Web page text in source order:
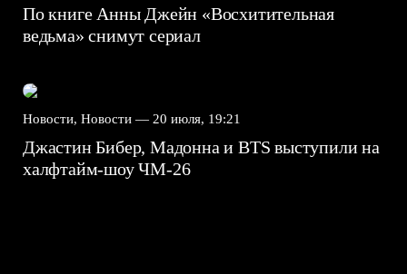
По книге Анны Джейн «Восхитительная
ведьма» снимут сериал
Новости, Новости — 20 июля, 19:21
Джастин Бибер, Мадонна и BTS выступили на
халфтайм-шоу ЧМ-26